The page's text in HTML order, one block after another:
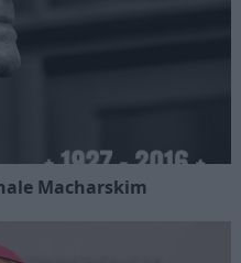
Macharskim